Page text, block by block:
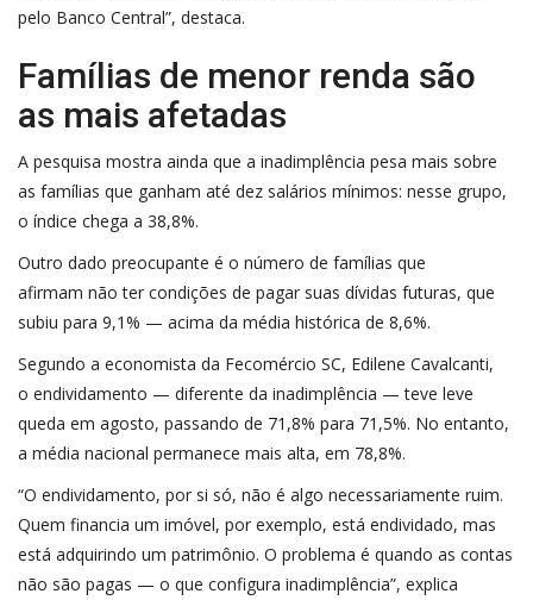
pelo Banco Central”, destaca.
Famílias de menor renda são
as mais afetadas
A pesquisa mostra ainda que a inadimplência pesa mais sobre
as famílias que ganham até dez salários mínimos: nesse grupo,
o índice chega a 38,8%.
Outro dado preocupante é o número de famílias que
afirmam não ter condições de pagar suas dívidas futuras, que
subiu para 9,1% — acima da média histórica de 8,6%.
Segundo a economista da Fecomércio SC, Edilene Cavalcanti,
o endividamento — diferente da inadimplência — teve leve
queda em agosto, passando de 71,8% para 71,5%. No entanto,
a média nacional permanece mais alta, em 78,8%.
“O endividamento, por si só, não é algo necessariamente ruim.
Quem financia um imóvel, por exemplo, está endividado, mas
está adquirindo um patrimônio. O problema é quando as contas
não são pagas — o que configura inadimplência”, explica